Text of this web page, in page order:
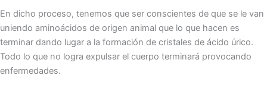
En dicho proceso, tenemos que ser conscientes de que se le van
uniendo aminoácidos de origen animal que lo que hacen es
terminar dando lugar a la formación de cristales de ácido úrico.
Todo lo que no logra expulsar el cuerpo terminará provocando
enfermedades.